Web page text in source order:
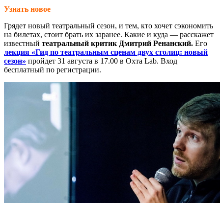
Узнать новое
Грядет новый театральный сезон, и тем, кто хочет сэкономить
на билетах, стоит брать их заранее. Какие и куда — расскажет
известный театральный критик Дмитрий Ренанский. Его
лекция «Гид по театральным сценам двух столиц: новый
сезон» пройдет 31 августа в 17.00 в Охта Lab. Вход
бесплатный по регистрации.